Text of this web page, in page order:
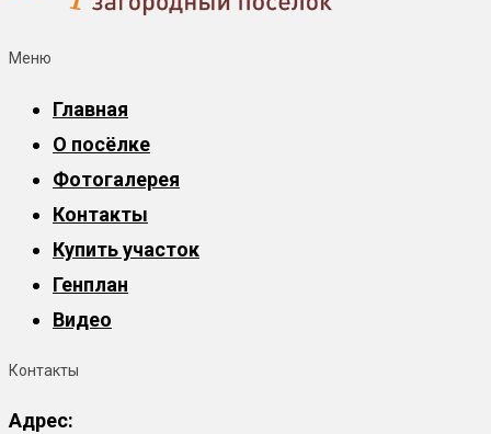
Меню
Главная
О посёлке
Фотогалерея
Контакты
Купить участок
Генплан
Видео
Контакты
Адрес: